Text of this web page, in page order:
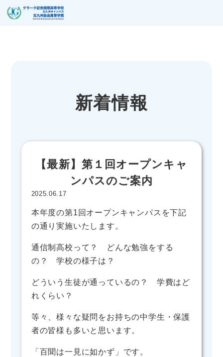
新着情報
【最新】第１回オープンキャ
ンパスのご案内
2025.06.17
本年度の第1回オープンキャンパスを下記
の通り実施いたします。
通信制高校って？ どんな勉強をする
の？ 学校の様子は？
どういう生徒が通っているの？ 学費はど
れくらい？
等々、様々な疑問をお持ちの中学生・保護
者の皆様も多いと思います。
「百聞は一見に如かず」です。